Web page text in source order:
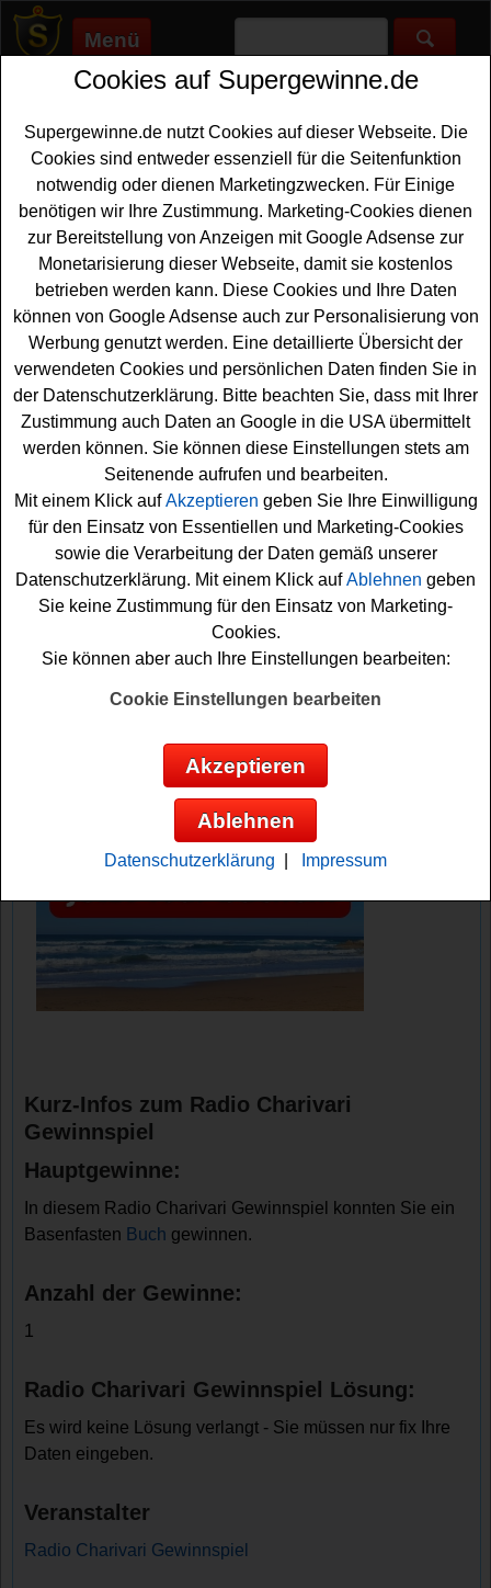
Menü
Supergewinne.de>Gewinnspiele>Sonstige Gewinnspiele
Anzeige:
Anzeige:
Radio Charivari Gewinnspiel -
Basenfasten Buch gewinnen
Wer gern ein tolles Buch gewinnenmöchte, sollte bei
diesem kostenlosen Radio Charivari Gewinnspiel
mitmachen. Verlost wird das Buch Medical Cooking:
Basenfasten von Sabine Wacker und Martina Huber. Mit
etwas Glück können Sie dieses Buch gewinnen. Falls
Sie an demRadioCharivari Gewinnspiel gratis
teilnehmen möchten, müssen Sie kurz das kleine
Formular ausfüllen und schon sind sie bei der Verlosung
mit dabei. Viel Erfolg!
Radio Charivari verlost ein Basenfasten
Kurz-Infos zum Radio Charivari
Gewinnspiel
Hauptgewinne:
In diesem Radio Charivari Gewinnspiel konnten Sie ein
Basenfasten Buch gewinnen.
Anzahl der Gewinne:
1
Radio Charivari Gewinnspiel Lösung:
Es wird keine Lösung verlangt - Sie müssen nur fix Ihre
Daten eingeben.
Veranstalter
Radio Charivari Gewinnspiel
Cookies auf Supergewinne.de
Supergewinne.de nutzt Cookies auf dieser Webseite. Die
Cookies sind entweder essenziell für die Seitenfunktion
notwendig oder dienen Marketingzwecken. Für Einige
benötigen wir Ihre Zustimmung. Marketing-Cookies dienen
zur Bereitstellung von Anzeigen mit Google Adsense zur
Monetarisierung dieser Webseite, damit sie kostenlos
betrieben werden kann. Diese Cookies und Ihre Daten
können von Google Adsense auch zur Personalisierung von
Werbung genutzt werden. Eine detaillierte Übersicht der
verwendeten Cookies und persönlichen Daten finden Sie in
der Datenschutzerklärung. Bitte beachten Sie, dass mit Ihrer
Zustimmung auch Daten an Google in die USA übermittelt
werden können. Sie können diese Einstellungen stets am
Seitenende aufrufen und bearbeiten.
Mit einem Klick aufAkzeptieren geben Sie Ihre Einwilligung
für den Einsatz von Essentiellen und Marketing-Cookies
sowie die Verarbeitung der Daten gemäß unserer
Datenschutzerklärung. Mit einem Klick aufAblehnen geben
Sie keine Zustimmung für den Einsatz von Marketing-
Cookies.
Sie können aber auch Ihre Einstellungen bearbeiten:
Cookie Einstellungen bearbeiten
Akzeptieren
Ablehnen
Datenschutzerklärung Impressum